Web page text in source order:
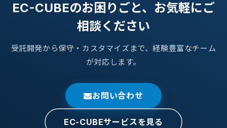
EC-CUBEのお困りごと、お気軽にご
相談ください
受託開発から保守・カスタマイズまで、経験豊富なチーム
が対応します。
お問い合わせ
EC-CUBEサービスを見る